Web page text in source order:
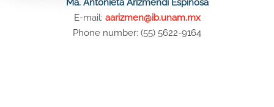
Ma. Antonieta Arizmendi Espinosa
E-mail: aarizmen@ib.unam.mx
Phone number: (55) 5622-9164